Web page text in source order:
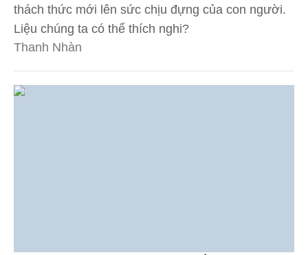
thách thức mới lên sức chịu đựng của con người.
Liệu chúng ta có thể thích nghi?
Thanh Nhàn